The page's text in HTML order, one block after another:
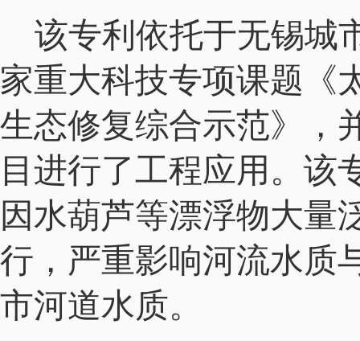
该专利依托于无锡城
家重大科技专项课题《
生态修复综合示范》，
目进行了工程应用。该
因水葫芦等漂浮物大量
行，严重影响河流水质
市河道水质。